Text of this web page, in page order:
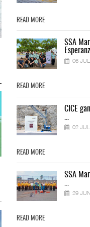
Cruceros crecen en Caribe
mientras bajan ferr ...
04 AGO 2026
Corredor del Istmo
ferroviario ...
04 AGO 2026
READ MORE
SSA
06
READ MORE
CICE
02
READ MORE
SSA
...
29
READ MORE